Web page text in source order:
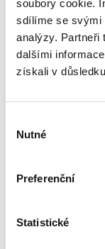
soubory cookie.
sdílíme se svými
analýzy. Partneři
dalšími
získali v
souhlasu
Nutné
Preferenční
Statistické